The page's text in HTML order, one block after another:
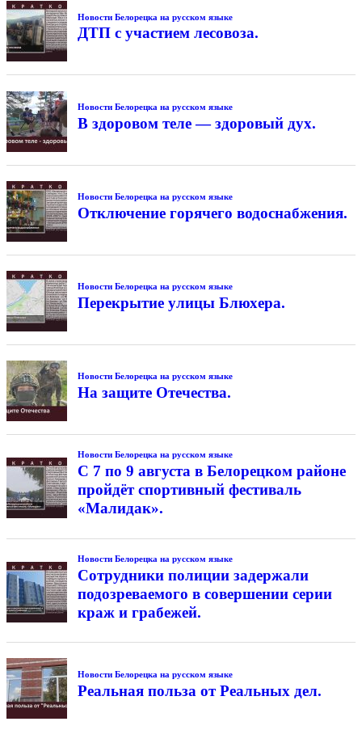
Новости Белорецка на русском языке
ДТП с участием лесовоза.
Новости Белорецка на русском языке
В здоровом теле — здоровый дух.
Новости Белорецка на русском языке
Отключение горячего водоснабжения.
Новости Белорецка на русском языке
Перекрытие улицы Блюхера.
Новости Белорецка на русском языке
На защите Отечества.
Новости Белорецка на русском языке
С 7 по 9 августа в Белорецком районе
пройдёт спортивный фестиваль
«Малидак».
Новости Белорецка на русском языке
Сотрудники полиции задержали
подозреваемого в совершении серии
краж и грабежей.
Новости Белорецка на русском языке
Реальная польза от Реальных дел.